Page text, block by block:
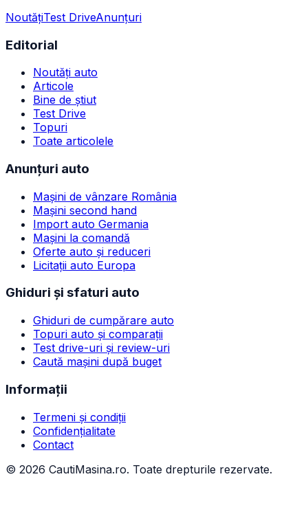
NoutățiTest DriveAnunțuri
Editorial
Noutăți auto
Articole
Bine de știut
Test Drive
Topuri
Toate articolele
Anunțuri auto
Mașini de vânzare România
Mașini second hand
Import auto Germania
Mașini la comandă
Oferte auto și reduceri
Licitații auto Europa
Ghiduri și sfaturi auto
Ghiduri de cumpărare auto
Topuri auto și comparații
Test drive-uri și review-uri
Caută mașini după buget
Informații
Termeni și condiții
Confidențialitate
Contact
© 2026 CautiMasina.ro. Toate drepturile rezervate.